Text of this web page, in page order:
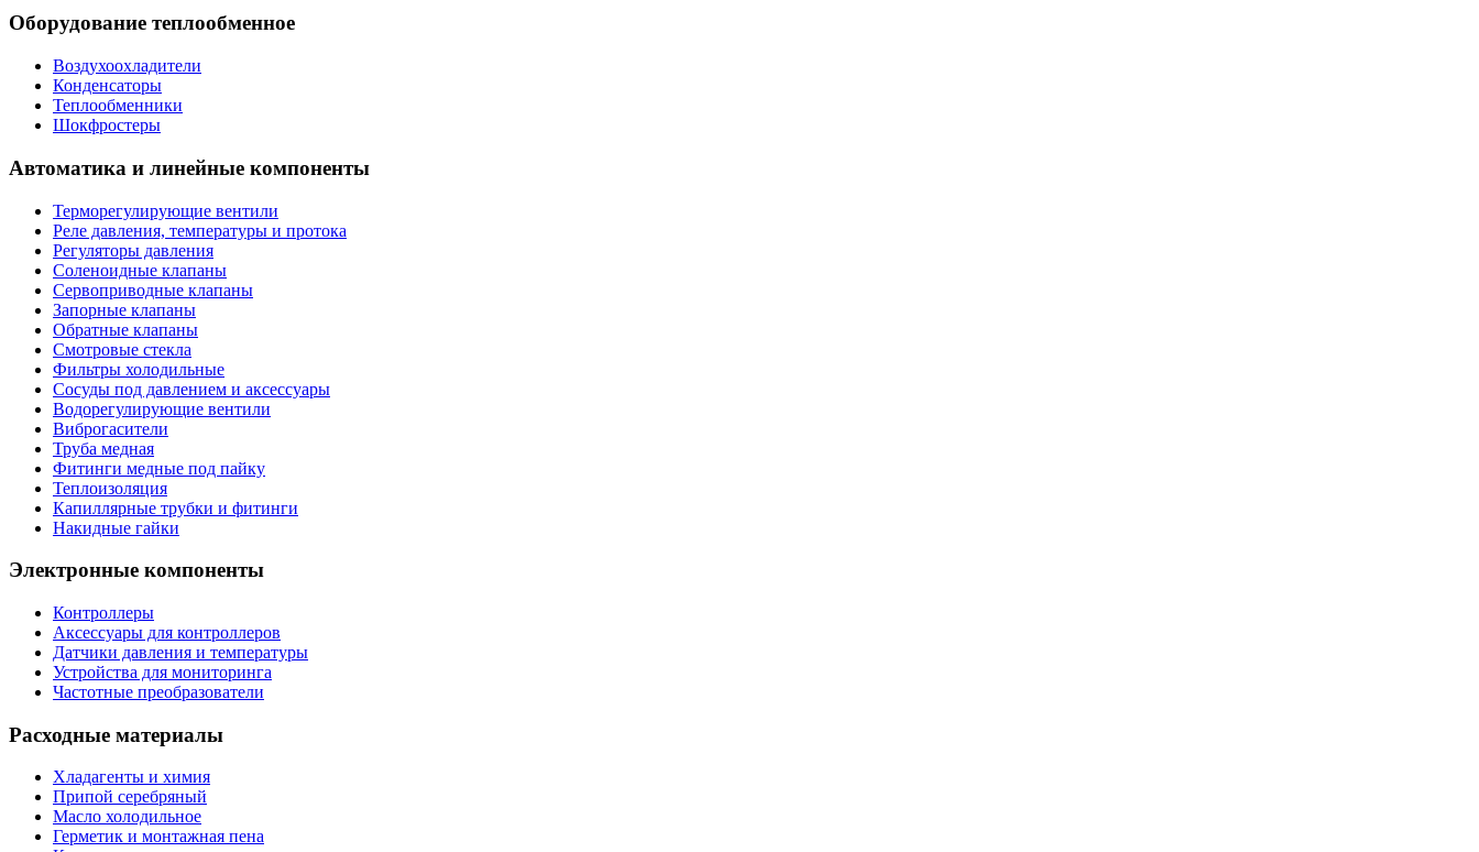
Оборудование теплообменное
Воздухоохладители
Конденсаторы
Теплообменники
Шокфростеры
Автоматика и линейные компоненты
Терморегулирующие вентили
Реле давления, температуры и протока
Регуляторы давления
Соленоидные клапаны
Сервоприводные клапаны
Запорные клапаны
Обратные клапаны
Смотровые стекла
Фильтры холодильные
Сосуды под давлением и аксессуары
Водорегулирующие вентили
Виброгасители
Труба медная
Фитинги медные под пайку
Теплоизоляция
Капиллярные трубки и фитинги
Накидные гайки
Электронные компоненты
Контроллеры
Аксессуары для контроллеров
Датчики давления и температуры
Устройства для мониторинга
Частотные преобразователи
Расходные материалы
Хладагенты и химия
Припой серебряный
Масло холодильное
Герметик и монтажная пена